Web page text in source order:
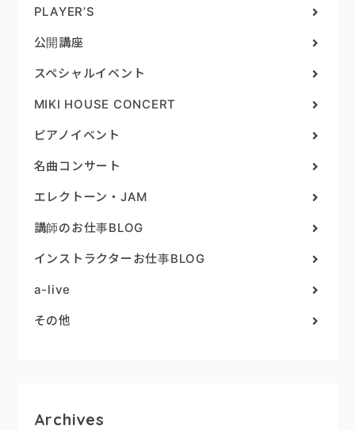
PLAYER’S
公開講座
スペシャルイベント
MIKI HOUSE CONCERT
ピアノイベント
名曲コンサート
エレクトーン・JAM
講師のお仕事BLOG
インストラクターお仕事BLOG
a-live
その他
Archives